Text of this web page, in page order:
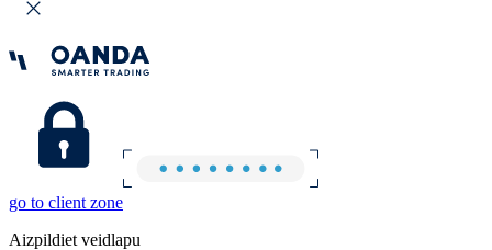
go to client zone
Aizpildiet veidlapu